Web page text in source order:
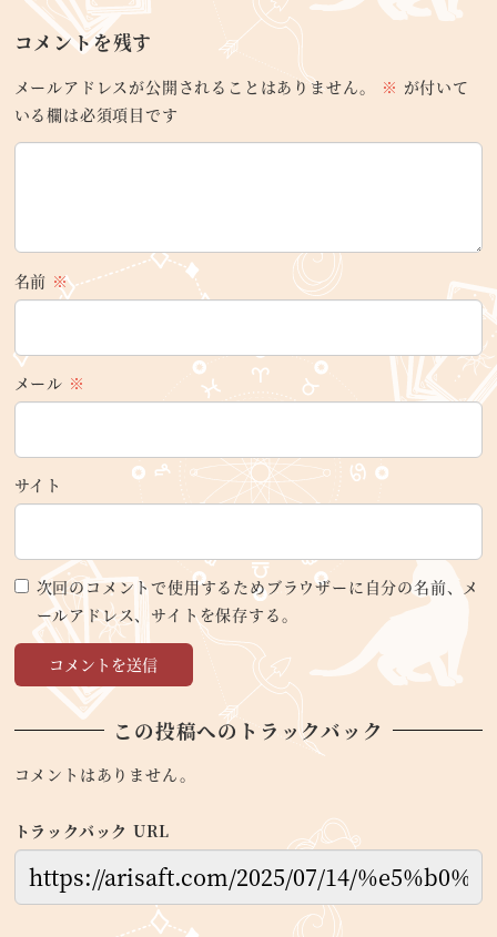
コメントを残す
メールアドレスが公開されることはありません。 ※ が付いて
いる欄は必須項目です
名前 ※
メール ※
サイト
次回のコメントで使用するためブラウザーに自分の名前、メ
ールアドレス、サイトを保存する。
この投稿へのトラックバック
コメントはありません。
トラックバック URL